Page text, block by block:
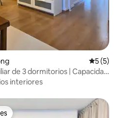
5 (5)
de 3 dormitorios | Capacidad
de TST
interiores